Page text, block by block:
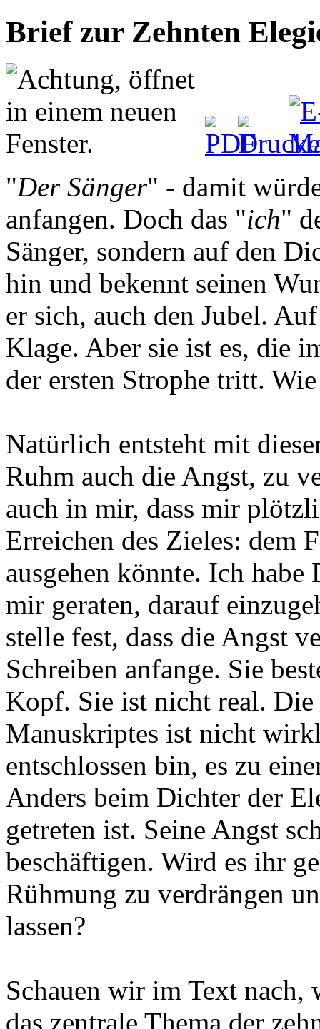
Brief zur Zehnten
"Der Sänger" - damit
anfangen. Doch das "ich"
Sänger, sondern auf den
hin und bekennt seinen
er sich, auch den Jubel.
Klage. Aber sie ist es, die
der ersten Strophe tritt.
Natürlich entsteht mit
Ruhm auch die Angst, zu
auch in mir, dass mir
Erreichen des Zieles: dem
ausgehen könnte. Ich
mir geraten, darauf
stelle fest, dass die Angst
Schreiben anfange. Sie
Kopf. Sie ist nicht real.
Manuskriptes ist nicht
entschlossen bin, es zu
Anders beim Dichter der
getreten ist. Seine Angst
beschäftigen. Wird es ihr
Rühmung zu verdrängen
lassen?
Schauen wir im Text
das zentrale Thema der